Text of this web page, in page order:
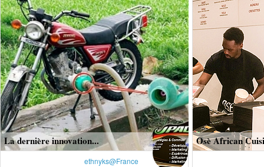
La dernière innovation...
ethnyks@France
Osè African